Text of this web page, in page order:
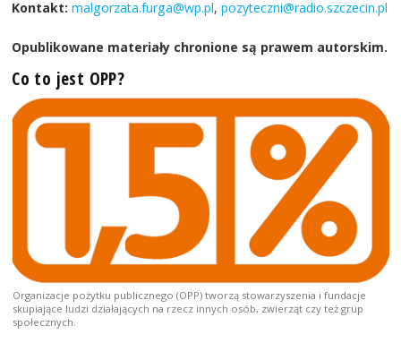
Kontakt: malgorzata.furga@wp.pl,pozyteczni@radio.szczecin.pl
Opublikowane materiały chronione są prawem autorskim.
Co to jest OPP?
Organizacje pożytku publicznego (OPP) tworzą stowarzyszenia i fundacje
skupiające ludzi działających na rzecz innych osób, zwierząt czy też grup
społecznych.